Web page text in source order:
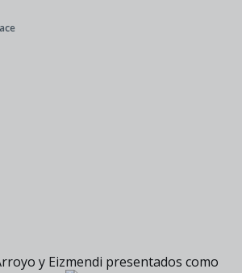
y Eizmendi presentados como